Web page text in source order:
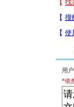
用户
*依